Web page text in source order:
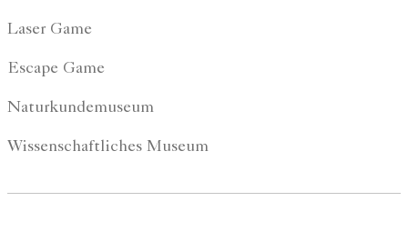
Laser Game
Escape Game
Naturkundemuseum
Wissenschaftliches Museum